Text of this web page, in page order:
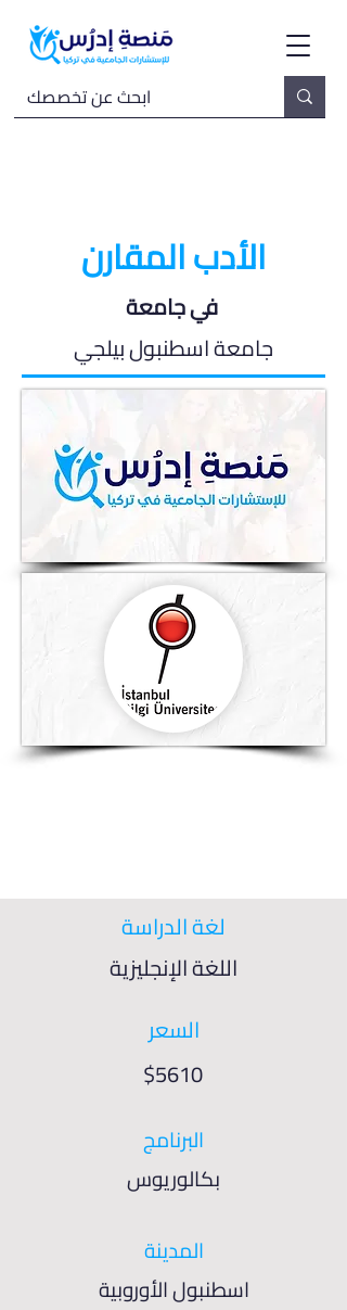
الأدب المقارن
في جامعة
جامعة اسطنبول بيلجي
لغة الدراسة
اللغة الإنجليزية
السعر
$5610
البرنامج
بكالوريوس
المدينة
اسطنبول الأوروبية